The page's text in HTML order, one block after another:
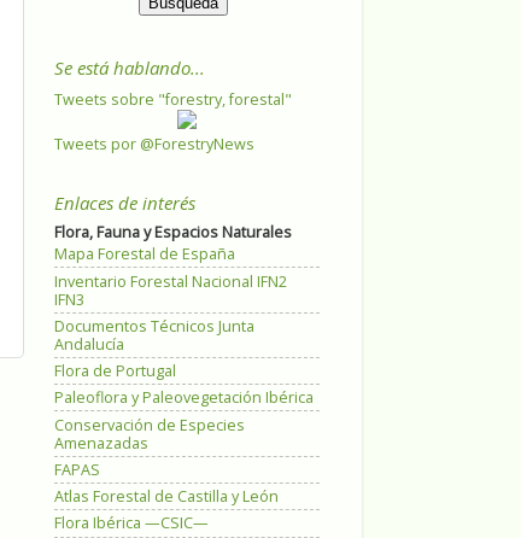
Se está hablando...
Tweets sobre "forestry, forestal"
Tweets por @ForestryNews
Enlaces de interés
Flora, Fauna y Espacios Naturales
Mapa Forestal de España
Inventario Forestal Nacional IFN2
IFN3
Documentos Técnicos Junta
Andalucía
Flora de Portugal
Paleoflora y Paleovegetación Ibérica
Conservación de Especies
Amenazadas
FAPAS
Atlas Forestal de Castilla y León
Flora Ibérica —CSIC—